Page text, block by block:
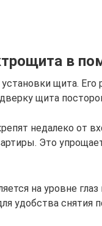
в
щита.
щита
недалеко от
Это
на уровне
удобства снятия